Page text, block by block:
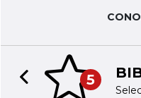
5
Previous slide